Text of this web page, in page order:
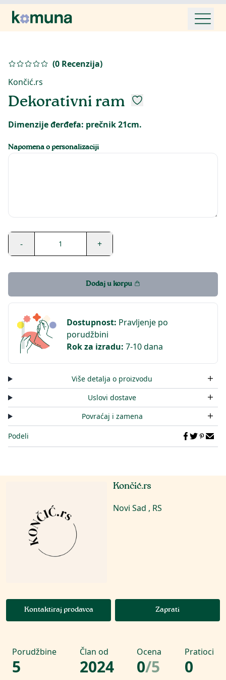
(0 Recenzija)
Končić.rs
Dekorativni ram
Dimenzije đerđefa: prečnik 21cm.
Napomena o personalizaciji
- 1 +
Dodaj u korpu
Dostupnost: Pravljenje po
porudžbini
Rok za izradu: 7-10 dana
Više detalja o proizvodu
Uslovi dostave
Povraćaj i zamena
Podeli
Končić.rs
Novi Sad , RS
Kontaktiraj prodavca Zaprati
Porudžbine
5
Član od
2024
Ocena
0/5
Pratioci
0